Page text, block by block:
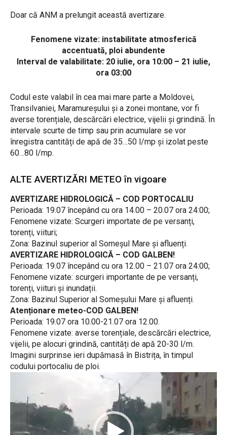
Doar că ANM a prelungit această avertizare.
Fenomene vizate: instabilitate atmosferică
accentuată, ploi abundente
Interval de valabilitate: 20 iulie, ora 10:00 – 21 iulie,
ora 03:00
Codul este valabil în cea mai mare parte a Moldovei,
Transilvaniei, Maramureșului și a zonei montane, vor fi
averse torențiale, descărcări electrice, vijelii și grindină. În
intervale scurte de timp sau prin acumulare se vor
înregistra cantități de apă de 35…50 l/mp și izolat peste
60…80 l/mp.
ALTE AVERTIZĂRI METEO în vigoare
AVERTIZARE HIDROLOGICĂ – COD PORTOCALIU
Perioada: 19.07 începând cu ora 14.00 – 20.07 ora 24:00;
Fenomene vizate: Scurgeri importate de pe versanți,
torenți, viituri;
Zona: Bazinul superior al Someșul Mare și afluenți.
AVERTIZARE HIDROLOGICĂ – COD GALBEN!
Perioada: 19.07 începând cu ora 12.00 – 21.07 ora 24:00;
Fenomene vizate: scurgeri importante de pe versanți,
torenți, viituri și inundații.
Zona: Bazinul Superior al Someșului Mare și afluenți.
Atenționare meteo-COD GALBEN!
Perioada: 19.07 ora 10.00-21.07 ora 12.00.
Fenomene vizate: averse torențiale, descărcări electrice,
vijelii, pe alocuri grindină, cantități de apă 20-30 l/m.
Imagini surprinse ieri dupămasă în Bistrița, în timpul
codului portocaliu de ploi.
a
e
r